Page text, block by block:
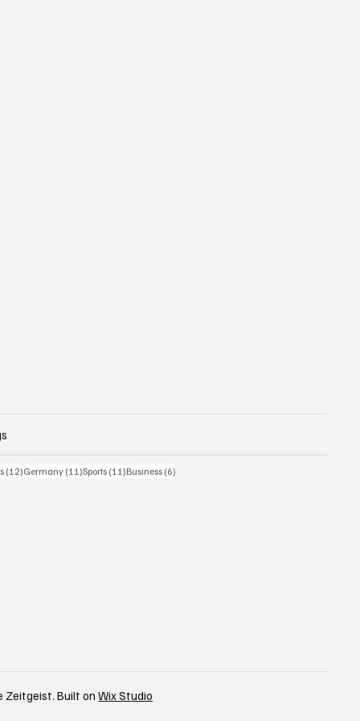
(12)12 Beiträge
Germany (11)11 Beiträge
Sports (11)11 Beiträge
Business (6)
Zeitgeist. Built onWix Studio